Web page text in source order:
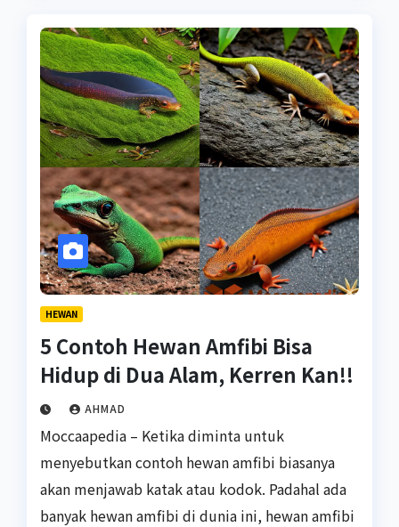
HEWAN
5 Contoh Hewan Amfibi Bisa
Hidup di Dua Alam, Kerren Kan!!
AHMAD
Moccaapedia – Ketika diminta untuk
menyebutkan contoh hewan amfibi biasanya
akan menjawab katak atau kodok. Padahal ada
banyak hewan amfibi di dunia ini, hewan amfibi